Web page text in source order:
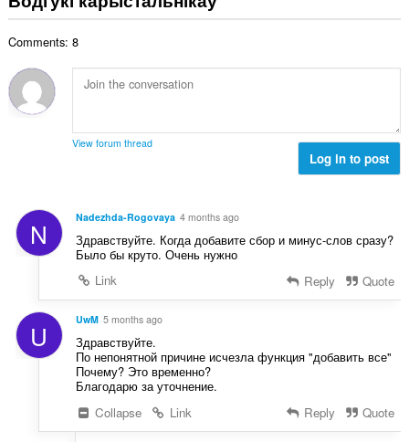
:н
а
ў
Comments: 8
View forum thread
Log in to post
N Nadezhda-Rogovaya 4 months ago
Здравствуйте. Когда добавите сбор и минус-слов сразу?
Было бы круто. Очень нужно
Link
Reply Quote
U UwM 5 months ago
Здравствуйте.
По непонятной причине исчезла функция "добавить все"
Почему? Это временно?
Благодарю за уточнение.
Collapse
Link Reply Quote